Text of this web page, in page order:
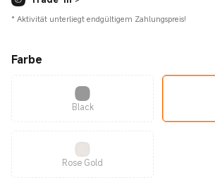
* Aktivität unterliegt endgültigem Zahlungspreis!
Farbe
Black
Rose Gold